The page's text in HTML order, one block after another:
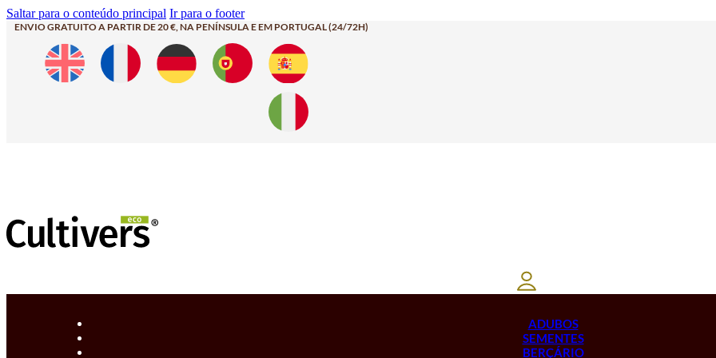
Saltar para o conteúdo principal Ir para o footer
ENVIO GRATUITO A PARTIR DE 20 €, NA PENÍNSULA E EM PORTUGAL (24/72H)
ADUBOS
SEMENTES
BERÇÁRIO